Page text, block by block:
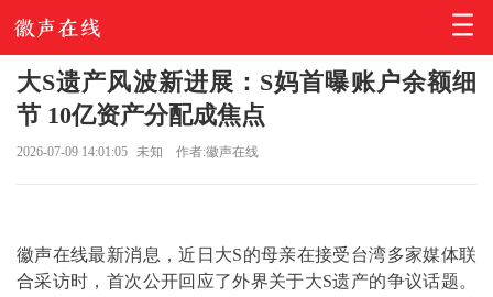
大S遗产风波新进展：S妈首曝账户余额细
节 10亿资产分配成焦点
2026-07-09 14:01:05 未知 作者:徽声在线
徽声在线最新消息，近日大S的母亲在接受台湾多家媒体联
合采访时，首次公开回应了外界关于大S遗产的争议话题。